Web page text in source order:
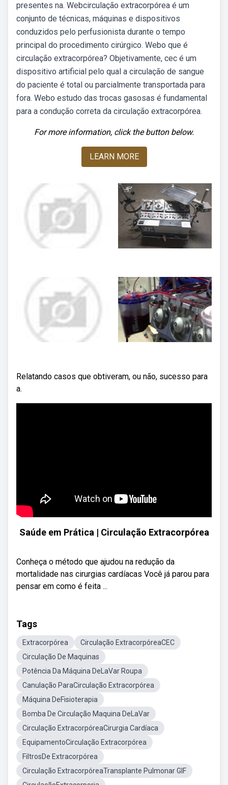
presentes na. Webcirculação extracorpórea é um
conjunto de técnicas, máquinas e dispositivos
conduzidos pelo perfusionista durante o tempo
principal do procedimento cirúrgico. Webo que é
circulação extracorpórea? Objetivamente, cec é um
dispositivo artificial pelo qual a circulação de sangue
do paciente é total ou parcialmente transportada para
fora. Webo estudo das trocas gasosas é fundamental
para a condução correta da circulação extracorpórea.
For more information, click the button below.
LEARN MORE
Relatando casos que obtiveram, ou não, sucesso para
a.
Saúde em Prática | Circulação Extracorpórea
Conheça o método que ajudou na redução da
mortalidade nas cirurgias cardíacas Você já parou para
pensar em como é feita ...
Tags
Extracorpórea
Circulação ExtracorpóreaCEC
Circulação De Maquinas
Potência Da Máquina DeLaVar Roupa
Canulação ParaCirculação Extracorpórea
Máquina DeFisioterapia
Bomba De Circulação Maquina DeLaVar
Circulação ExtracorpóreaCirurgia Cardíaca
EquipamentoCirculação Extracorpórea
FiltrosDe Extracorpórea
Circulação ExtracorpóreaTransplante Pulmonar GIF